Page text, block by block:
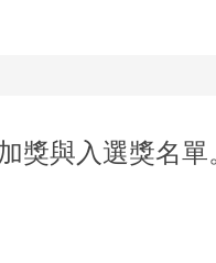
獎與入選獎名單